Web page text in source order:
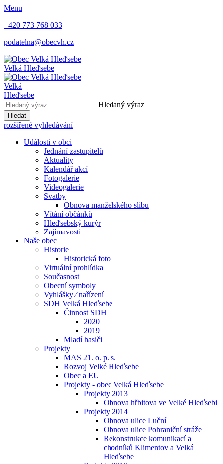
Menu
+420 773 768 033
podatelna@obecvh.cz
Velká Hleďsebe
Velká
Hleďsebe
Hledaný výraz
Hledat
rozšířené vyhledávání
Události v obci
Jednání zastupitelů
Aktuality
Kalendář akcí
Fotogalerie
Videogalerie
Svatby
Obnova manželského slibu
Vítání občánků
Hleďsebský kurýr
Zajímavosti
Naše obec
Historie
Historická foto
Virtuální prohlídka
Současnost
Obecní symboly
Vyhlášky ⁄ nařízení
SDH Velká Hleďsebe
Činnost SDH
2020
2019
Mladí hasiči
Projekty
MAS 21. o. p. s.
Rozvoj Velké Hleďsebe
Obec a EU
Projekty - obec Velká Hleďsebe
Projekty 2013
Obnova hřbitova ve Velké Hleďsebi
Projekty 2014
Obnova ulice Luční
Obnova ulice Pohraniční stráže
Rekonstrukce komunikací a
chodníků Klimentov a Velká
Hleďsebe